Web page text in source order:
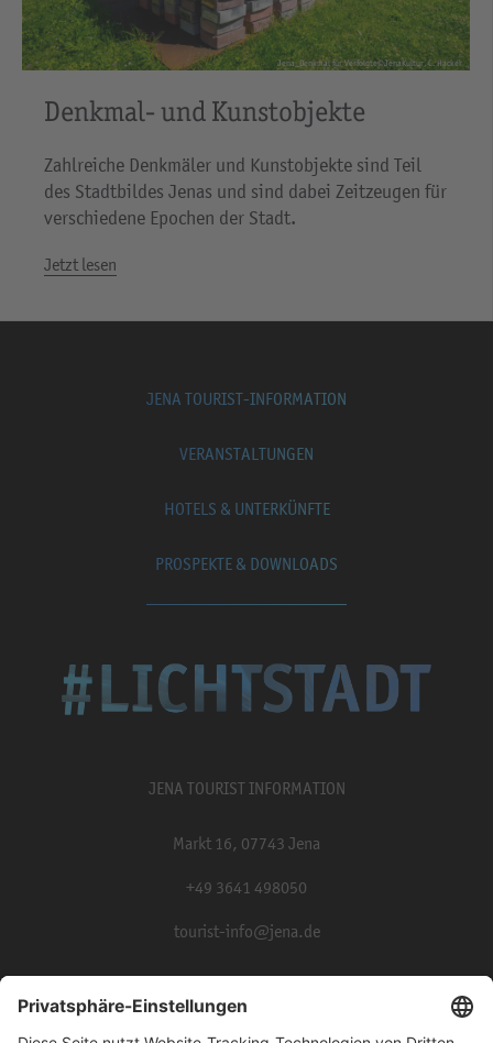
Jena_Denkmal für Verfolgte©JenaKultur, C. Häcker
Denkmal- und Kunstobjekte
Zahlreiche Denkmäler und Kunstobjekte sind Teil
des Stadtbildes Jenas und sind dabei Zeitzeugen für
verschiedene Epochen der Stadt.
Jetzt lesen
JENA TOURIST-INFORMATION
VERANSTALTUNGEN
HOTELS & UNTERKÜNFTE
PROSPEKTE & DOWNLOADS
JENA TOURIST INFORMATION
Markt 16, 07743 Jena
+49 3641 498050
tourist-info@jena.de